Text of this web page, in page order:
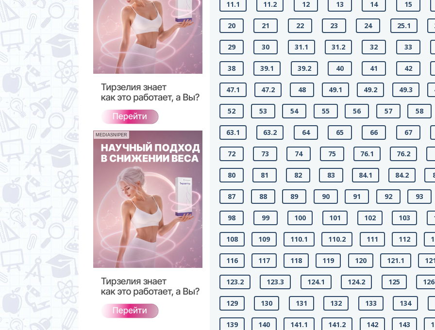
MEDIASNIPER
11.1 11.2 12 13 14 15
20 21 22 23 24 25.1
29 30 31.1 31.2 32 33
38 39.1 39.2 40 41 42
47.1 47.2 48 49.1 49.2 49.3
52 53 54 55 56 57 58
63.1 63.2 64 65 66 67
72 73 74 75 76.1 76.2
80 81 82 83 84.1 84.2
87 88 89 90 91 92 93
98 99 100 101 102 103
108 109 110.1 110.2 111 112
116 117 118 119 120 121.1
123.2 123.3 124.1 124.2 125
129 130 131 132 133 134
139 140 141.1 141.2 142 143